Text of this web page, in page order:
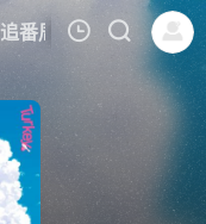
追番周表 今日更新
8